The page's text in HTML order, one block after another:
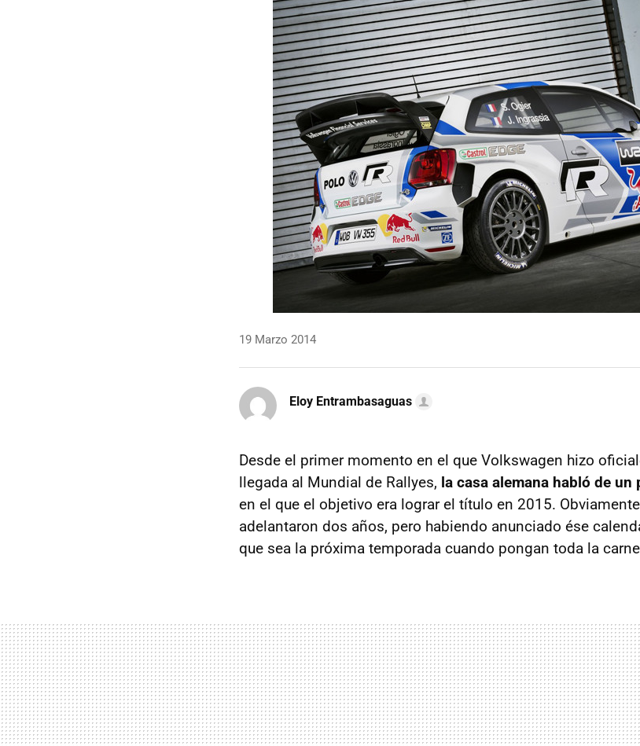
19 Marzo 2014
Eloy Entrambasaguas
Desde el primer momento en el que Volkswagen hizo
llegada al Mundial de Rallyes, la casa alemana habló de
en el que el objetivo era lograr el título en 2015.
adelantaron dos años, pero habiendo anunciado ése
que sea la próxima temporada cuando pongan toda la